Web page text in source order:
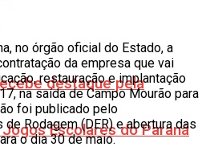
destaque pela
Escolares do Paraná
no órgão oficial do Estado, a
da empresa que vai
restauração e implantação
na saída de Campo Mourão para
foi publicado pelo
Rodagem (DER) e abertura das
o dia 30 de maio.